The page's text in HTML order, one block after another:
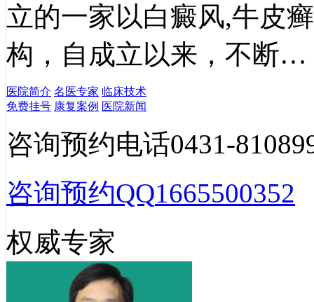
立的一家以白癜风,牛皮
构，自成立以来，不断…
医院简介 名医专家 临床技术
免费挂号 康复案例 医院新闻
咨询预约电话0431-
咨询预约QQ1665500352
权威专家